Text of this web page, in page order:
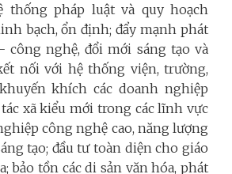
thống pháp luật và quy hoạch
bạch, ổn định; đẩy mạnh phát
công nghệ, đổi mới sáng tạo và
nối với hệ thống viện, trường,
khích các doanh nghiệp
xã kiểu mới trong các lĩnh vực
công nghệ cao, năng lượng
tạo; đầu tư toàn diện cho giáo
bảo tồn các di sản văn hóa, phát